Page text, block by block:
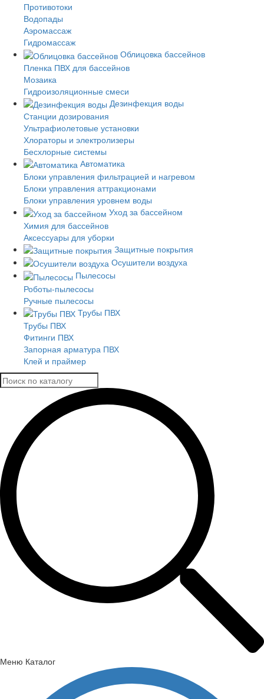
Противотоки
Водопады
Аэромассаж
Гидромассаж
Облицовка бассейнов
Пленка ПВХ для бассейнов
Мозаика
Гидроизоляционные смеси
Дезинфекция воды
Станции дозирования
Ультрафиолетовые установки
Хлораторы и электролизеры
Бесхлорные системы
Автоматика
Блоки управления фильтрацией и нагревом
Блоки управления аттракционами
Блоки управления уровнем воды
Уход за бассейном
Химия для бассейнов
Аксессуары для уборки
Защитные покрытия
Осушители воздуха
Пылесосы
Роботы-пылесосы
Ручные пылесосы
Трубы ПВХ
Трубы ПВХ
Фитинги ПВХ
Запорная арматура ПВХ
Клей и праймер
Меню Каталог